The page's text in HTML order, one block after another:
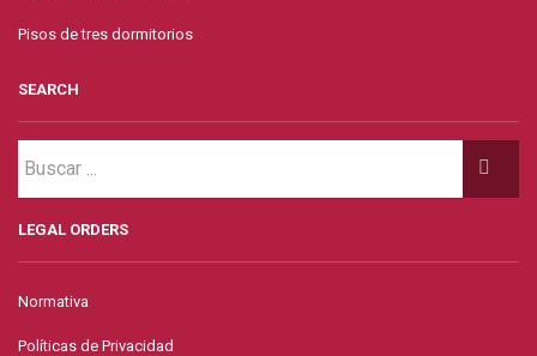
Pisos de tres dormitorios
SEARCH
LEGAL ORDERS
Normativa
Políticas de Privacidad